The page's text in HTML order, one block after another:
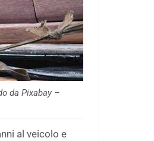
da Pixabay –
al veicolo e